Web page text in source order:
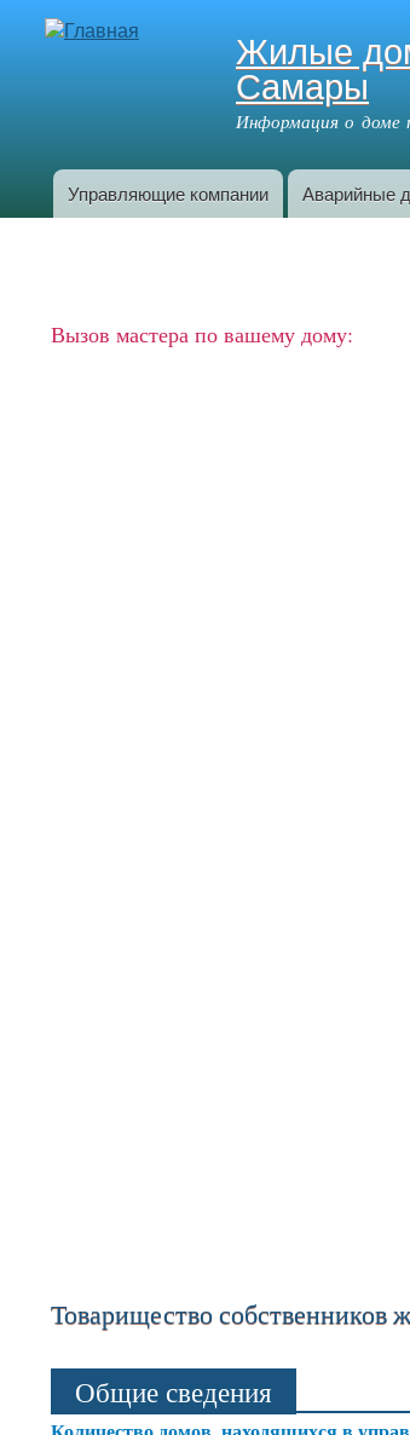
Жилые
Самары
Информация о доме
Главное меню
Управляющие компании Аварийные
Вызов мастера по вашему дому:
Товарищество
Общие сведения